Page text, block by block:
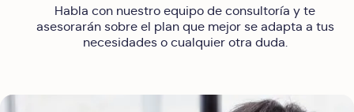
Habla con nuestro equipo de consultoría y te
asesorarán sobre el plan que mejor se adapta a tus
necesidades o cualquier otra duda.